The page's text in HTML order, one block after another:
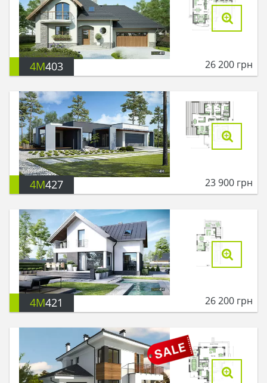
4M403 26 200 грн
4M427 23 900 грн
4M421 26 200 грн